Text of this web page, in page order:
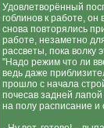
Удовлетворённый
гоблинов к работе,
снова повторялись
работе, незаметно
рассветы, пока волку
"Надо режим что ли
ведь даже
прошло с начала
почесав задней
на полу расписание и